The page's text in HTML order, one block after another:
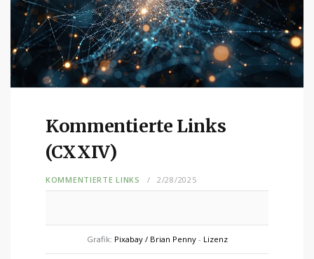
Kommentierte Links
(CXXIV)
KOMMENTIERTE LINKS 2/28/2025
Grafik: Pixabay / Brian Penny- Lizenz